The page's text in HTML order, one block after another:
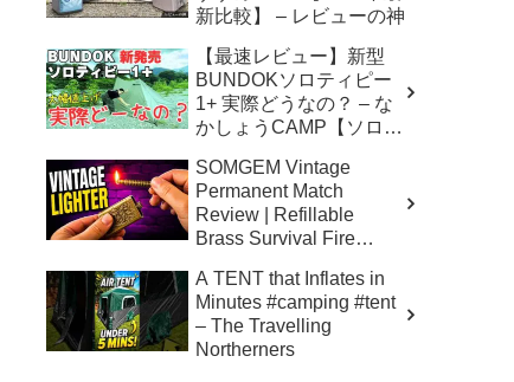
新比較】 – レビューの神
【最速レビュー】新型
BUNDOKソロティピー
1+ 実際どうなの？ – な
かしょうCAMP【ソロキ
ン】
SOMGEM Vintage
Permanent Match
Review | Refillable
Brass Survival Fire
Honest Reviews
A TENT that Inflates in
Minutes #camping #tent
– The Travelling
Northerners